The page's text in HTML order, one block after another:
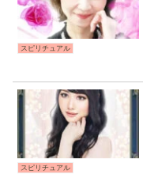
スピリチュアル
スピリチュアル